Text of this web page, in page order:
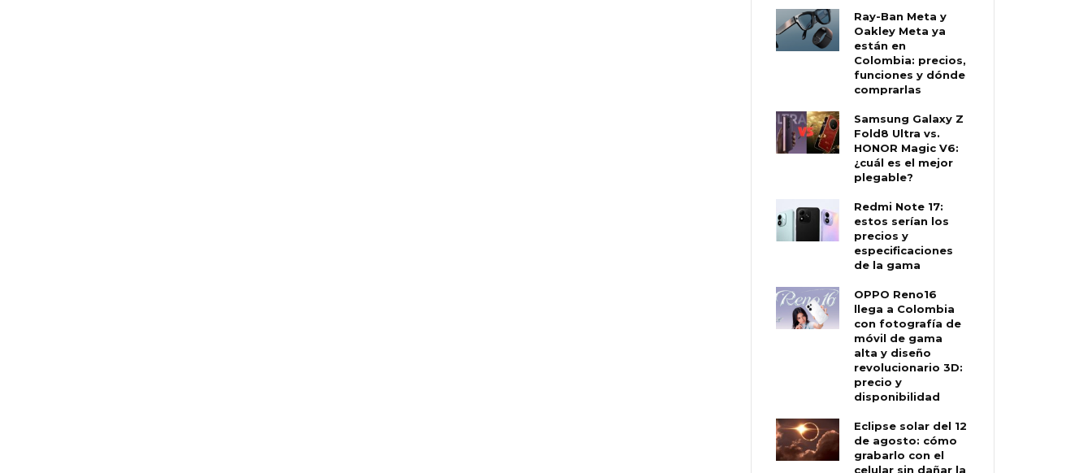
Ray-Ban Meta y
Oakley Meta ya
están en
Colombia: precios,
funciones y dónde
comprarlas
Samsung Galaxy Z
Fold8 Ultra vs.
HONOR Magic V6:
¿cuál es el mejor
plegable?
Redmi Note 17:
estos serían los
precios y
especificaciones
de la gama
OPPO Reno16
llega a Colombia
con fotografía de
móvil de gama
alta y diseño
revolucionario 3D:
precio y
disponibilidad
Eclipse solar del 12
de agosto: cómo
grabarlo con el
celular sin dañar la